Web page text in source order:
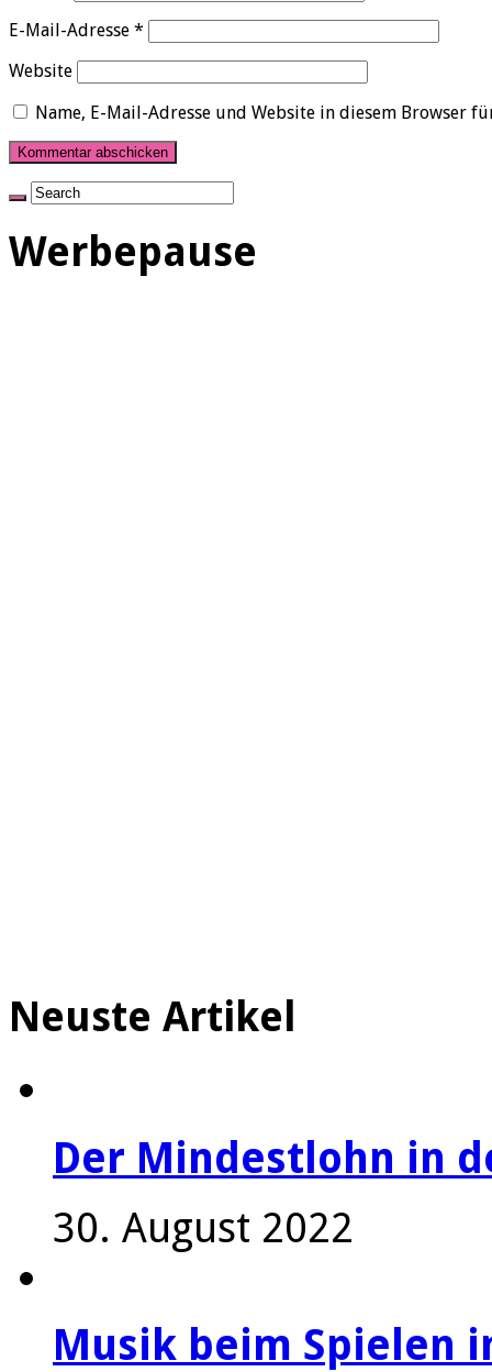
E-Mail-Adresse *
Website
Name, E-Mail-Adresse und Website in diesem Browser
Werbepause
Neuste Artikel
Der Mindestlohn in
30. August 2022
Musik beim Spielen